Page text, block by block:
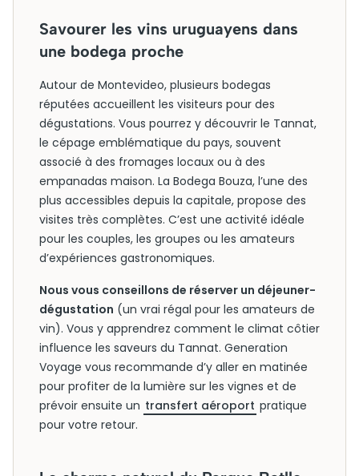
Savourer les vins uruguayens dans
une bodega proche
Autour de Montevideo, plusieurs bodegas
réputées accueillent les visiteurs pour des
dégustations. Vous pourrez y découvrir le Tannat,
le cépage emblématique du pays, souvent
associé à des fromages locaux ou à des
empanadas maison. La Bodega Bouza, l’une des
plus accessibles depuis la capitale, propose des
visites très complètes. C’est une activité idéale
pour les couples, les groupes ou les amateurs
d’expériences gastronomiques.
Nous vous conseillons de réserver un déjeuner-
dégustation (un vrai régal pour les amateurs de
vin). Vous y apprendrez comment le climat côtier
influence les saveurs du Tannat. Generation
Voyage vous recommande d’y aller en matinée
pour profiter de la lumière sur les vignes et de
prévoir ensuite un transfert aéroport pratique
pour votre retour.